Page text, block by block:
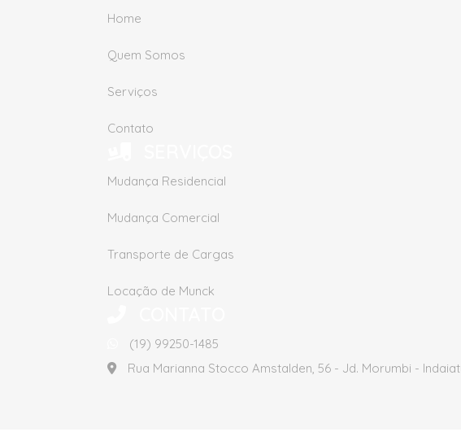
Home
Quem Somos
Serviços
Contato
Mudança Residencial
Mudança Comercial
Transporte de Cargas
Locação de Munck
(19) 99250-1485
Rua Marianna Stocco Amstalden, 56 - Jd. Morumbi -